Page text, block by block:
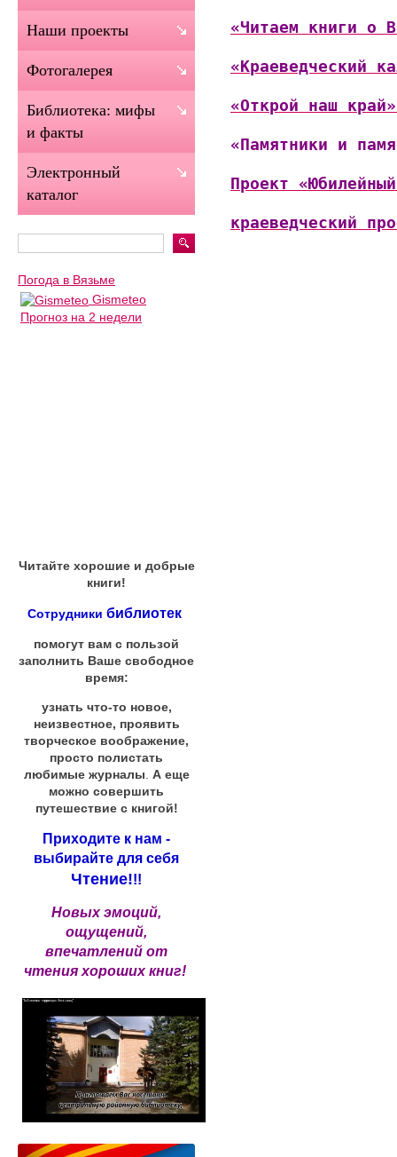
«Читаем книги о
«Краеведческий
«Открой наш
«Памятники и
Проект
краеведческий
Наши проекты
Фотогалерея
Библиотека: мифы
и факты
Электронный
каталог
Погода в Вязьме
Gismeteo
Прогноз на 2 недели
Читайте хорошие и добрые
книги!
Сотрудники библиотек
помогут вам с пользой
заполнить Ваше свободное
время:
узнать что-то новое,
неизвестное, проявить
творческое воображение,
просто полистать
любимые журналы А еще
можно совершить
путешествие с книгой!
Приходите к нам -
выбирайте для себя
Чтение!!!
Новых эмоций,
ощущений,
впечатлений от
чтения хороших книг!